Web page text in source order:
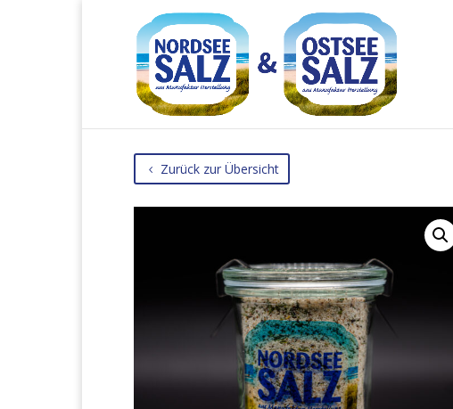
Zurück zur Übersicht